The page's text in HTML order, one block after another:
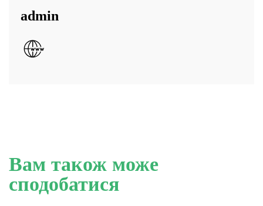
admin
Вам також може
сподобатися